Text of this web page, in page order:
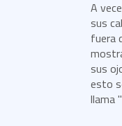
A
sus
fuera
sus
esto
llama